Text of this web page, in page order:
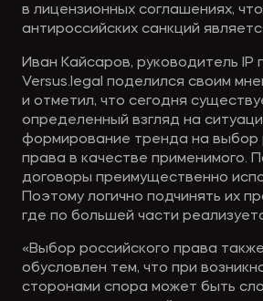
в лицензионных соглашениях,
антироссийских санкций
Иван Кайсаров, руководитель IP
Versus.legal поделился своим
и отметил, что сегодня
определенный взгляд на
формирование тренда на выбор
права в качестве применимого.
договоры преимущественно
Поэтому логично подчинять их
где по большей части
«Выбор российского права
обусловлен тем, что при
сторонами спора может быть